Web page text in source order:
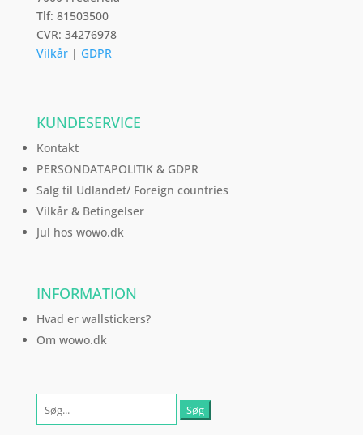
Tlf: 81503500
CVR: 34276978
Vilkår| GDPR
KUNDESERVICE
Kontakt
PERSONDATAPOLITIK & GDPR
Salg til Udlandet/ Foreign countries
Vilkår & Betingelser
Jul hos wowo.dk
INFORMATION
Hvad er wallstickers?
Om wowo.dk
efter: